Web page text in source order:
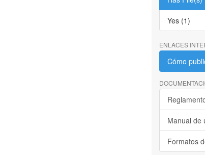
Yes (1)
ENLACES
Cómo
Manual de
Formatos